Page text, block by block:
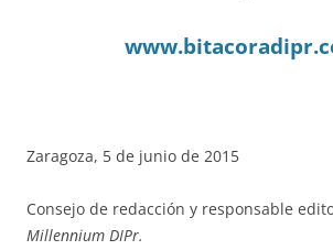
Zaragoza, 5 de junio de 2015
Consejo de redacción y responsable
Millennium DIPr.